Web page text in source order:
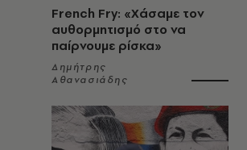
French Fry: «Χάσαμε τον
αυθορμητισμό στο να
παίρνουμε ρίσκα»
Δημήτρης
Αθανασιάδης